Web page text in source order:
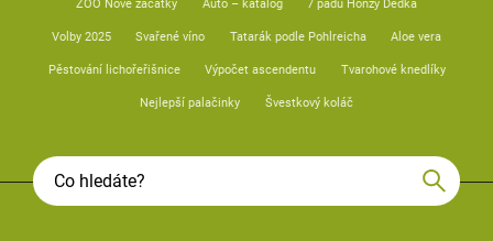
ZOO Nové začátky Auto – katalog 7 pádů Honzy Dědka
Volby 2025 Svařené víno Tatarák podle Pohlreicha Aloe vera
Pěstování lichořeřišnice Výpočet ascendentu Tvarohové knedlíky
Nejlepší palačinky Švestkový koláč